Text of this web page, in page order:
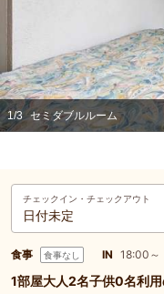
1/3 セミダブルルーム
チェックイン・ チェックアウト
日付未定
食事 食事なし IN 18:00～
1部屋大人2名子供0名利